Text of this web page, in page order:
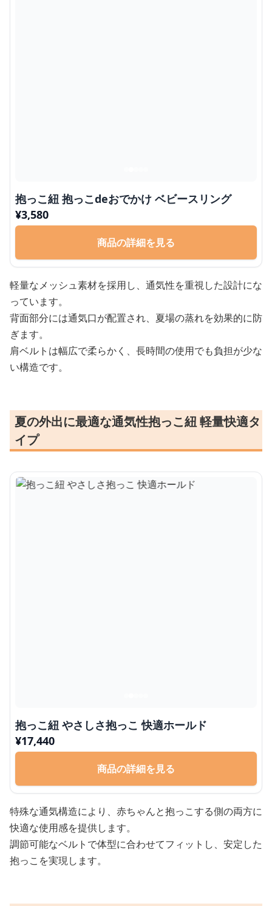
抱っこ紐 抱っこdeおでかけ ベビースリング
¥3,580
商品の詳細を見る
軽量なメッシュ素材を採用し、通気性を重視した設計にな
っています。
背面部分には通気口が配置され、夏場の蒸れを効果的に防
ぎます。
肩ベルトは幅広で柔らかく、長時間の使用でも負担が少な
い構造です。
夏の外出に最適な通気性抱っこ紐 軽量快適タ
イプ
抱っこ紐 やさしさ抱っこ 快適ホールド
¥17,440
商品の詳細を見る
特殊な通気構造により、赤ちゃんと抱っこする側の両方に
快適な使用感を提供します。
調節可能なベルトで体型に合わせてフィットし、安定した
抱っこを実現します。